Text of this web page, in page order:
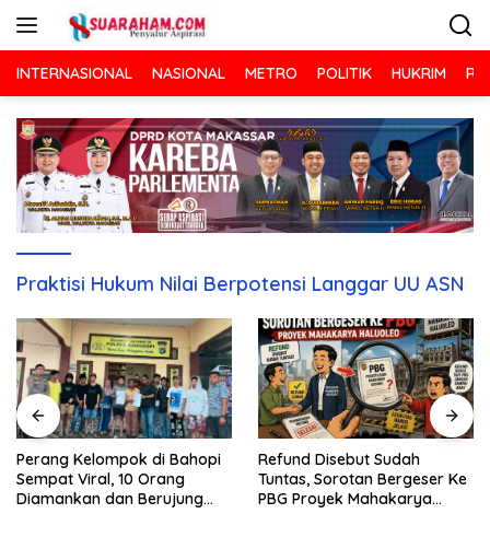
INTERNASIONAL NASIONAL METRO POLITIK HUKRIM
Praktisi Hukum Nilai Berpotensi Langgar UU ASN
Perang Kelompok di Bahopi
Sempat Viral, 10 Orang
Diamankan dan Berujung
Refund Disebut Sudah
Tuntas, Sorotan Bergeser Ke
PBG Proyek Mahakarya